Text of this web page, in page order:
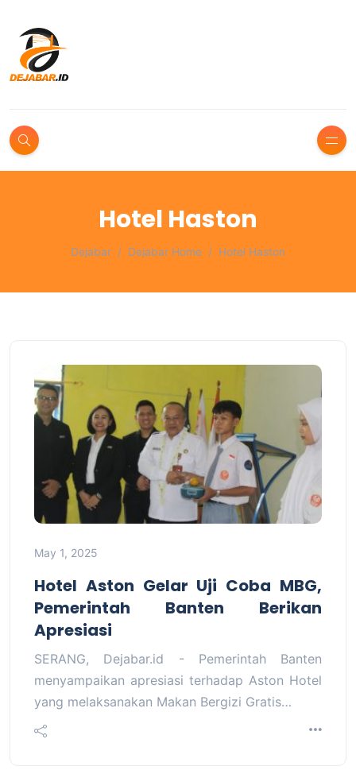
Hotel Haston
Dejabar Dejabar Home Hotel Haston
May 1, 2025
Hotel Aston Gelar Uji Coba MBG,
Pemerintah Banten Berikan
Apresiasi
SERANG, Dejabar.id - Pemerintah Banten
menyampaikan apresiasi terhadap Aston Hotel
yang melaksanakan Makan Bergizi Gratis…